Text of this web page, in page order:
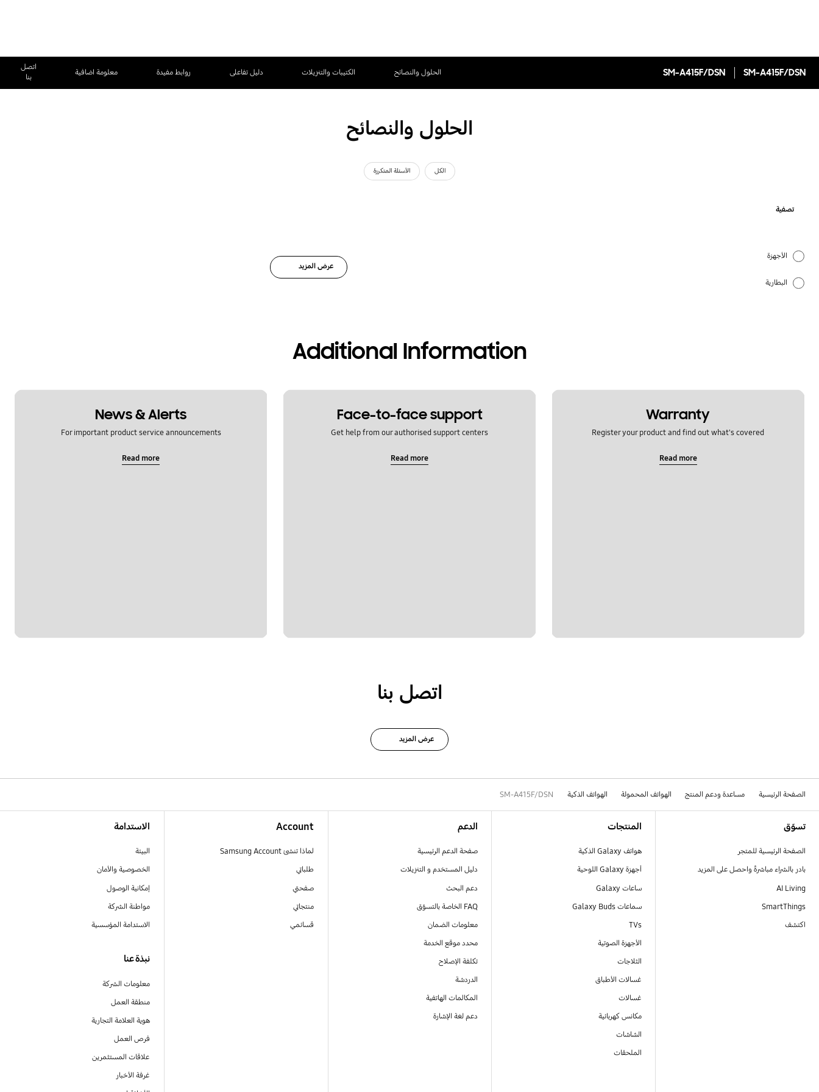
SM-A415F/DSN
SM-A415F/DSN الحلول والنصائح الكتيبات والتنزيلات دليل تفاعلى روابط مفيدة معلومة اضافية
اتصل
بنا
الحلول والنصائح
الكل الأسئلة المتكررة
تصفية
الأجهزة
البطارية
تطبيقات سامسونج
عرض المزيد
Additional Information
Warranty
Register your product and find out what's covered
Read more
Face-to-face support
Get help from our authorised support centers
Read more
News & Alerts
For important product service announcements
Read more
اتصل بنا
عرض المزيد
الصفحة الرئيسية مساعدة ودعم المنتج الهواتف المحمولة الهواتف الذكية SM-A415F/DSN
تسوّق
الصفحة الرئيسية للمتجر
بادر بالشراء مباشرةً واحصل على المزيد
AI Living
SmartThings
اكتشف
المنتجات
هواتف Galaxy الذكية
أجهزة Galaxy اللوحية
ساعات Galaxy
سماعات Galaxy Buds
TVs
الأجهزة الصوتية
الثلاجات
غسالات الأطباق
غسالات
مكانس كهربائية
الشاشات
الملحقات
الدعم
صفحة الدعم الرئيسية
دليل المستخدم و التنزيلات
دعم البحث
FAQ الخاصة بالتسوّق
معلومات الضمان
محدد موقع الخدمة
تكلفة الإصلاح
الدردشة
المكالمات الهاتفية
دعم لغة الإشارة
Account
لماذا تنشئ Samsung Account
طلباتي
صفحتي
منتجاتي
قسائمي
الاستدامة
البيئة
الخصوصية والأمان
إمكانية الوصول
مواطنة الشركة
الاستدامة المؤسسية
نبذة عنا
معلومات الشركة
منطقة العمل
هوية العلامة التجارية
فرص العمل
علاقات المستثمرين
غرفة الأخبار